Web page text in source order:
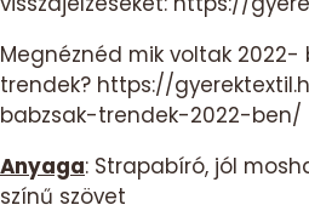
Megnéznéd mik voltak
trendek? https://
babzsak-trendek-2022-ben/
Anyaga: Strapabíró, jól
színű szövet